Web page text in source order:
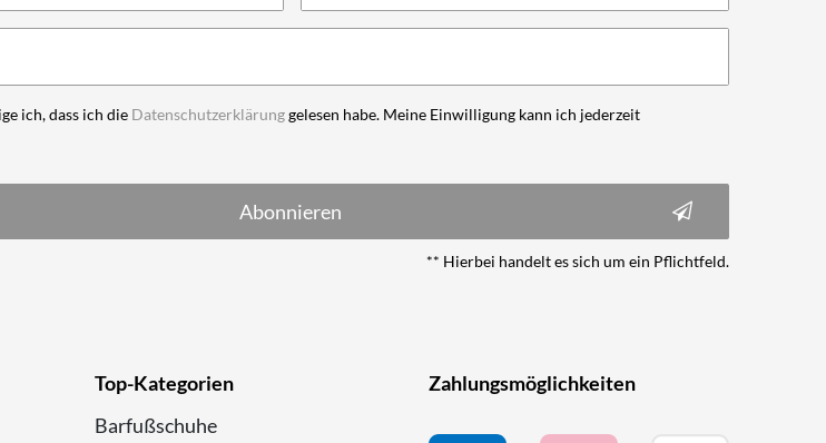
ich, dass ich die Daten­schutz­erklärunggelesen habe. Meine Einwilligung kann ich jederzeit
Abonnieren
** Hierbei handelt es sich um ein Pflichtfeld.
Top-Kategorien
Barfußschuhe
Zahlungsmöglichkeiten